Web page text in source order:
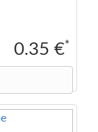
0.35 €*